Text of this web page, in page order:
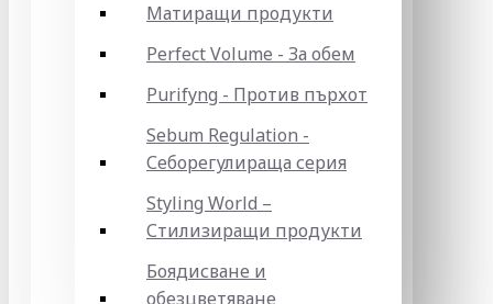
Матиращи продукти
Perfect Volume - За обем
Purifyng - Против пърхот
Sebum Regulation -
Себорегулираща серия
Styling World –
Стилизиращи продукти
Боядисване и
обезцветяване